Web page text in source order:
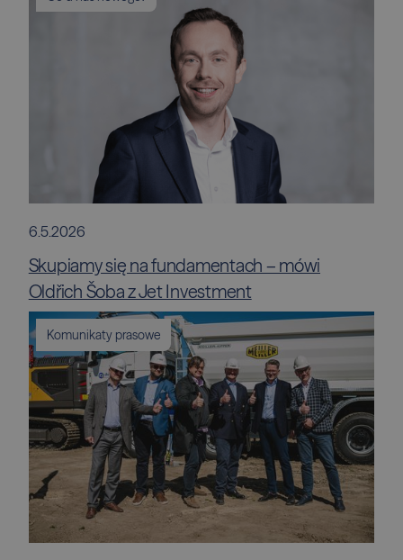
6.5.2026
Skupiamy się na fundamentach – mówi
Oldřich Šoba z Jet Investment
Komunikaty prasowe